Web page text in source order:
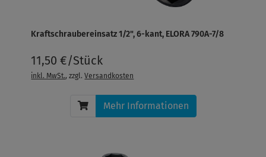
Kraftschraubereinsatz 1/2", 6-kant, ELORA 790A-7/8
11,50 €/Stück
inkl. MwSt., zzgl.Versandkosten
Mehr Informationen